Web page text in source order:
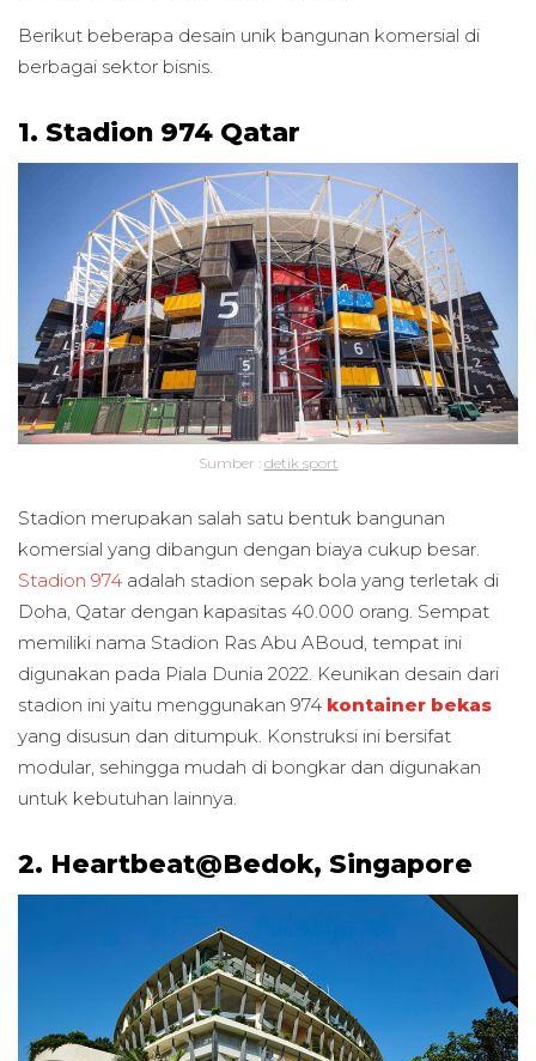
Berikut beberapa desain unik bangunan komersial di
berbagai sektor bisnis.
1. Stadion 974 Qatar
Sumber : detik sport
Stadion merupakan salah satu bentuk bangunan
komersial yang dibangun dengan biaya cukup besar.
Stadion 974 adalah stadion sepak bola yang terletak di
Doha, Qatar dengan kapasitas 40.000 orang. Sempat
memiliki nama Stadion Ras Abu ABoud, tempat ini
digunakan pada Piala Dunia 2022. Keunikan desain dari
stadion ini yaitu menggunakan 974 kontainer bekas
yang disusun dan ditumpuk. Konstruksi ini bersifat
modular, sehingga mudah di bongkar dan digunakan
untuk kebutuhan lainnya.
2. Heartbeat@Bedok, Singapore